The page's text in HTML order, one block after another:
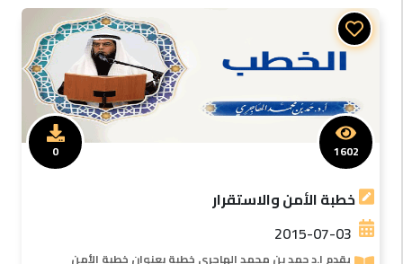
خطبة الأمن والاستقرار
2015-07-03
يقدم ا.د حمد بن محمد الهاجرى خطبة بعنوان خطبة الأمن
1602
0